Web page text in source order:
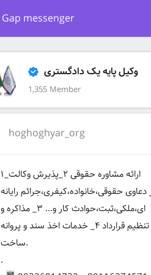
Gap messenger
وکیل پایه یک دادگستری
1,355 Member
hoghoghyar_org
۱_ارائه مشاوره حقوقی ۲_پذیرش وکالت
دعاوی حقوقی،خانواده،کیفری،جرائم رایانه
ای،ملکی،ثبت،حوادث کار و... ۳_ مذاکره و
تنظیم قرارداد ۴_ خدمات اخذ سند و پروانه
ساخت.
.